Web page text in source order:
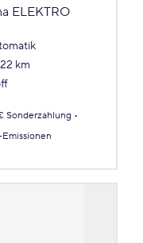
ELEKTRO
km
Sonderzahlung
Emissionen